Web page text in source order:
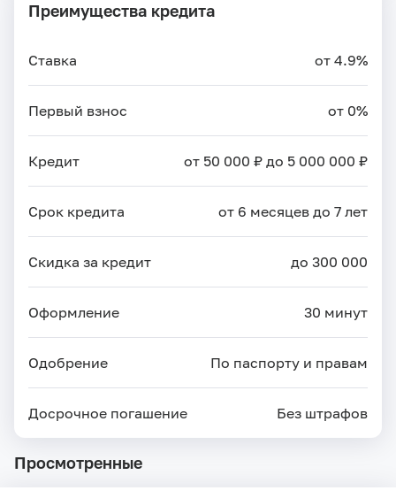
Преимущества кредита
Ставка от 4.9%
Первый взнос от 0%
Кредит от 50 000 ₽ до 5 000 000 ₽
Срок кредита от 6 месяцев до 7 лет
Скидка за кредит до 300 000
Оформление 30 минут
Одобрение По паспорту и правам
Досрочное погашение Без штрафов
Просмотренные